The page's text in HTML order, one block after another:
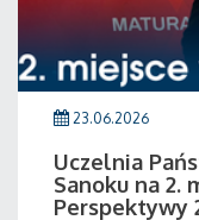
23.06.2026
Uczelnia
Sanoku na 2.
Perspektywy